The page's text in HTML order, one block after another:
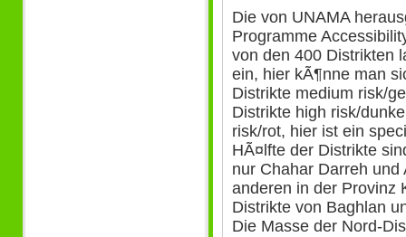
Die von UNAMA
Programme
von den 400 Distrikten
ein, hier kÃ¶nne man
Distrikte medium risk/
Distrikte high risk/
risk/rot, hier ist ein
HÃ¤lfte der Distrikte
nur Chahar Darreh
anderen in der Provinz
Distrikte von Baghlan
Die Masse der Nord-